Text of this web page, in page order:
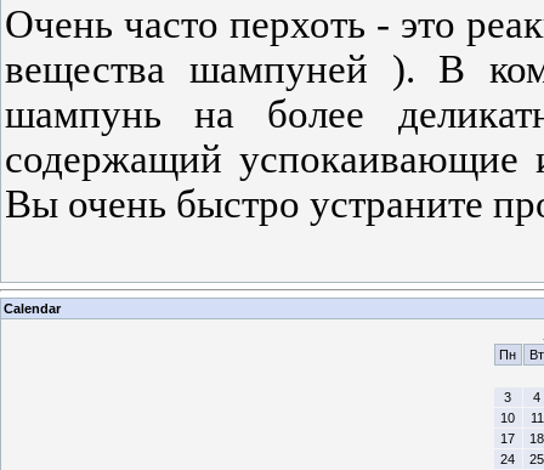
Очень часто перхоть - это
вещества шампуней ). В
шампунь на более
содержащий успокаивающие
Вы очень быстро устраните
Calendar
Пн
Вт
3
4
10
11
17
18
24
25